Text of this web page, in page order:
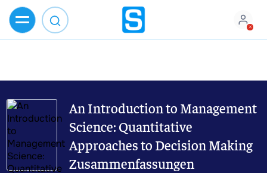
An Introduction to Management
Science: Quantitative
Approaches to Decision Making
Zusammenfassungen